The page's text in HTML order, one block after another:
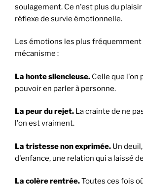
soulagement. Ce n'est plus du
réflexe de survie émotionnelle.
Les émotions les plus fréquemment
mécanisme :
La honte silencieuse. Celle que l'on
pouvoir en parler à personne.
La peur du rejet. La crainte de ne
l'on est vraiment.
La tristesse non exprimée. Un
d'enfance, une relation qui a laissé
La colère rentrée.Toutes ces fois